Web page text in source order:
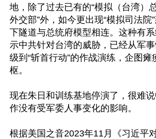
地，除了过去已有的“模拟（台湾）
外交部”外，如今更出现“模拟司法院
下隧道与总统府模型相连。这种有
示中共针对台湾的威胁，已经从军
级到“斩首行动”的作战演练，企图瘫
枢。
现在朱日和训练基地停演了，很难
作没有受军委人事变化的影响。
根据美国之音2023年11月《习近平